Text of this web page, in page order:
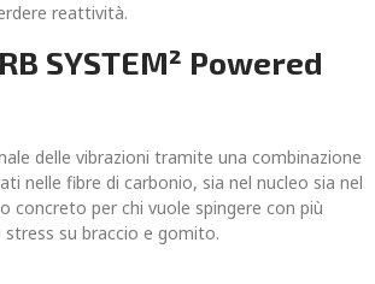
reattività.
SYSTEM² Powered
delle vibrazioni tramite una combinazione
nelle fibre di carbonio, sia nel nucleo sia nel
concreto per chi vuole spingere con più
su braccio e gomito.